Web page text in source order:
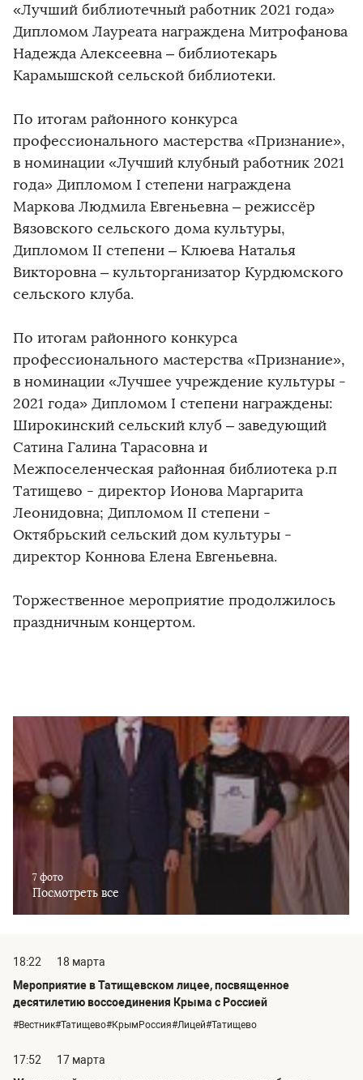
«Лучший библиотечный работник 2021 года»
Дипломом Лауреата награждена Митрофанова
Надежда Алексеевна – библиотекарь
Карамышской сельской библиотеки.
По итогам районного конкурса
профессионального мастерства «Признание»,
в номинации «Лучший клубный работник 2021
года» Дипломом I степени награждена
Маркова Людмила Евгеньевна – режиссёр
Вязовского сельского дома культуры,
Дипломом II степени – Клюева Наталья
Викторовна – культорганизатор Курдюмского
сельского клуба.
По итогам районного конкурса
профессионального мастерства «Признание»,
в номинации «Лучшее учреждение культуры -
2021 года» Дипломом I степени награждены:
Широкинский сельский клуб – заведующий
Сатина Галина Тарасовна и
Межпоселенческая районная библиотека р.п
Татищево - директор Ионова Маргарита
Леонидовна; Дипломом II степени -
Октябрьский сельский дом культуры -
директор Коннова Елена Евгеньевна.
Торжественное мероприятие продолжилось
праздничным концертом.
7 фото
Посмотреть все
18:22
18 марта
Мероприятие в Татищевском лицее, посвященное
десятилетию воссоединения Крыма с Россией
#Вестник#Татищево#КрымРоссия#Лицей#Татищево
17:52
17 марта